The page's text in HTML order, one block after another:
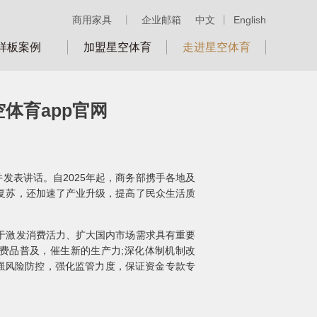
中文 English
商用家具 企业邮箱
板案例 加盟星空体育 走进星空体育
育app官网
表讲话。自2025年起，商务部携手各地及
，还加速了产业升级，提高了民众生活质
发消费活力、扩大国内市场需求具有重要
品普及，催生新的生产力;深化体制机制改
险防控，强化监管力度，保证资金专款专